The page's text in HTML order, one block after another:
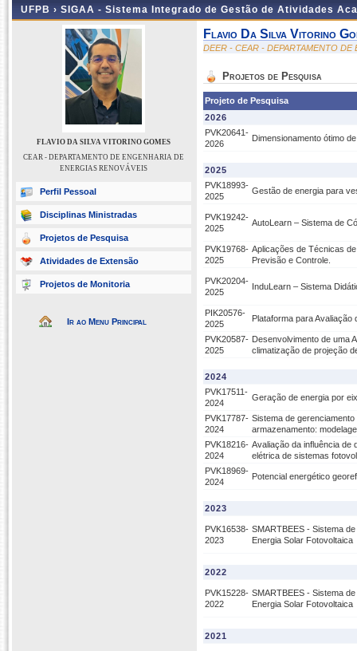
UFPB › SIGAA - Sistema Integrado de Gestão de Atividades
FLAVIO DA SILVA VITORINO GOMES
CEAR - DEPARTAMENTO DE ENGENHARIA DE
ENERGIAS RENOVÁVEIS
Perfil Pessoal
Disciplinas Ministradas
Projetos de Pesquisa
Atividades de Extensão
Projetos de Monitoria
Ir ao Menu Principal
Flavio Da Silva Vitorino
DEER - CEAR - DEPARTAMENTO
Projetos de Pesquisa
Projeto de Pesquisa
2026
PVK20641-
2026
Dimensionamento ótimo
2025
PVK18993-
2025
Gestão de energia para
PVK19242-
2025
AutoLearn – Sistema de
PVK19768-
2025
Aplicações de Técnicas
Previsão e Controle.
PVK20204-
2025
InduLearn – Sistema
PIK20576-
2025
Plataforma para
PVK20587-
2025
Desenvolvimento de uma
climatização de projeção
2024
PVK17511-
2024
Geração de energia por
PVK17787-
2024
Sistema de
armazenamento:
PVK18216-
2024
Avaliação da influência de
elétrica de sistemas
PVK18969-
2024
Potencial energético
2023
PVK16538-
2023
SMARTBEES - Sistema
Energia Solar Fotovoltaica
2022
PVK15228-
2022
SMARTBEES - Sistema
Energia Solar Fotovoltaica
2021